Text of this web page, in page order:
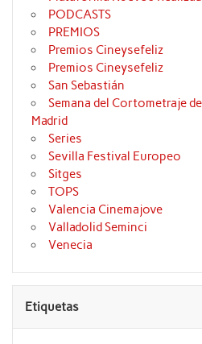
PODCASTS
PREMIOS
Premios Cineysefeliz
Premios Cineysefeliz
San Sebastián
Semana del Cortometraje
Madrid
Series
Sevilla Festival Europeo
Sitges
TOPS
Valencia Cinemajove
Valladolid Seminci
Venecia
Etiquetas